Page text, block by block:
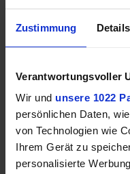
Zustimmung Details
Verantwortungsvoller
Wir und unsere 1022
persönlichen Daten,
von Technologien wie
Ihrem Gerät zu
personalisierte
handgefertigt und